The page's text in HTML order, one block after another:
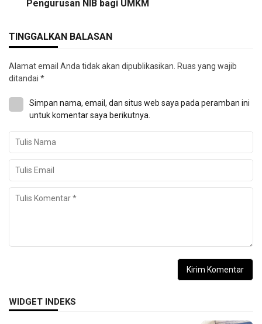
Pengurusan NIB bagi UMKM
TINGGALKAN BALASAN
Alamat email Anda tidak akan dipublikasikan. Ruas yang wajib
ditandai *
Simpan nama, email, dan situs web saya pada peramban ini
untuk komentar saya berikutnya.
WIDGET INDEKS